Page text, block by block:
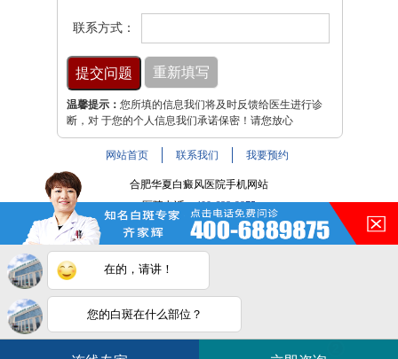
联系方式：
温馨提示： 您所填的信息我们将及时反馈给医生进行诊
断，对 于您的个人信息我们承诺保密！请您放心
网站首页 联系我们 我要预约
合肥华夏白癜风医院手机网站
医院电话：400-688-9875
医院地址：合肥市铜陵路与裕溪路交叉路口
注：本网站信息仅供参考，不能作为诊断及医疗依据，服用
药物或进行治疗时请遵医嘱。如有转载或引用文章涉及版权
问题，请与我们联系。
皖ICP备16014022号-9
皖公网安备 34010202600947号
在的，请讲！
您的白斑在什么部位？
白斑在线问医生